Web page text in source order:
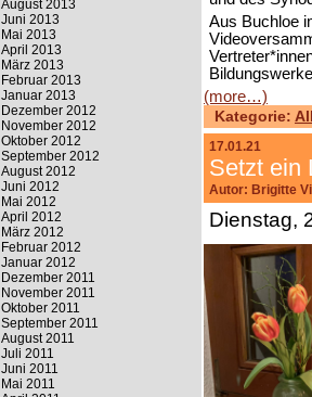
August 2013
Juni 2013
Mai 2013
April 2013
März 2013
Februar 2013
Januar 2013
Dezember 2012
November 2012
Oktober 2012
September 2012
August 2012
Juni 2012
Mai 2012
April 2012
März 2012
Februar 2012
Januar 2012
Dezember 2011
November 2011
Oktober 2011
September 2011
August 2011
Juli 2011
Juni 2011
Mai 2011
Aus Buchloe
(more…)
Kategorie:
17.01.21
Setzt ein
Autor: Brigitte
Dienstag,